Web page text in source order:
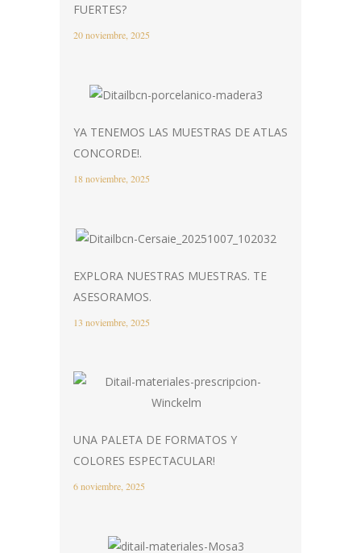
FUERTES?
20 noviembre, 2025
YA TENEMOS LAS MUESTRAS DE ATLAS
CONCORDE!.
18 noviembre, 2025
EXPLORA NUESTRAS MUESTRAS. TE
ASESORAMOS.
13 noviembre, 2025
UNA PALETA DE FORMATOS Y
COLORES ESPECTACULAR!
6 noviembre, 2025